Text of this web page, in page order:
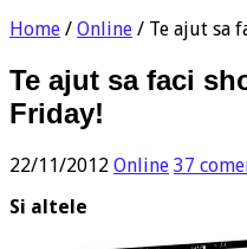
Home / Online / Te ajut sa
Te ajut sa faci
Friday!
22/11/2012 Online 37
Si altele